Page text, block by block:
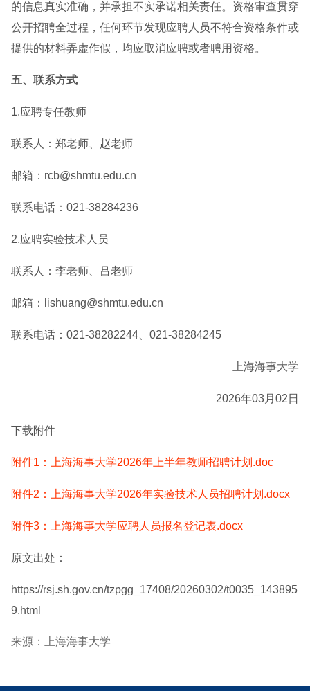
的信息真实准确，并承担不实承诺相关责任。资格审查贯穿
公开招聘全过程，任何环节发现应聘人员不符合资格条件或
提供的材料弄虚作假，均应取消应聘或者聘用资格。
五、联系方式
1.应聘专任教师
联系人：郑老师、赵老师
邮箱：rcb@shmtu.edu.cn
联系电话：021-38284236
2.应聘实验技术人员
联系人：李老师、吕老师
邮箱：lishuang@shmtu.edu.cn
联系电话：021-38282244、021-38284245
上海海事大学
2026年03月02日
下载附件
附件1：上海海事大学2026年上半年教师招聘计划.doc
附件2：上海海事大学2026年实验技术人员招聘计划.docx
附件3：上海海事大学应聘人员报名登记表.docx
原文出处：
https://rsj.sh.gov.cn/tzpgg_17408/20260302/t0035_143895
9.html
来源：上海海事大学